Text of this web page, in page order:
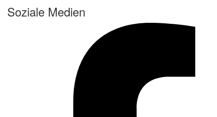
Soziale Medien